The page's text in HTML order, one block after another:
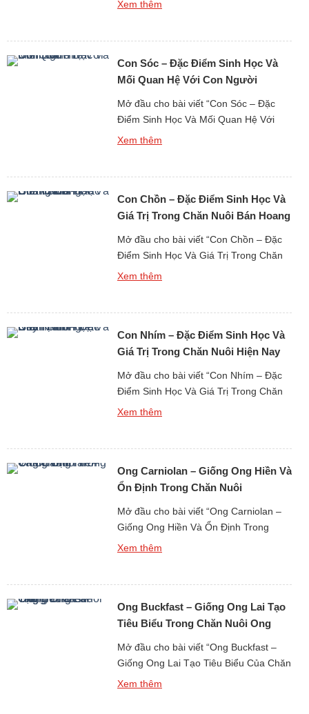
thủ công nghiệp của loài […]
Xem thêm
Con Sóc – Đặc Điểm Sinh Học Và
Mối Quan Hệ Với Con Người
Mở đầu cho bài viết “Con Sóc – Đặc
Điểm Sinh Học Và Mối Quan Hệ Với
Con Người”, cần khẳng định rằng con
sở hữu giá trị sinh học […]
Xem thêm
Con Chồn – Đặc Điểm Sinh Học Và
Giá Trị Trong Chăn Nuôi Bán Hoang
Mở đầu cho bài viết “Con Chồn – Đặc
Điểm Sinh Học Và Giá Trị Trong Chăn
Nuôi Bán Hoang Dã”, cần khẳng định
vừa mang giá trị sinh thái […]
Xem thêm
Con Nhím – Đặc Điểm Sinh Học Và
Giá Trị Trong Chăn Nuôi Hiện Nay
Mở đầu cho bài viết “Con Nhím – Đặc
Điểm Sinh Học Và Giá Trị Trong Chăn
Nuôi Hiện Nay”, cần khẳng định rằng
nuôi bán hoang dã […]
Xem thêm
Ong Carniolan – Giống Ong Hiền Và
Ổn Định Trong Chăn Nuôi
Mở đầu cho bài viết “Ong Carniolan –
Giống Ong Hiền Và Ổn Định Trong
Chăn Nuôi Hiện Đại”, cần khẳng định
trong những giống ong châu Âu […]
Xem thêm
Ong Buckfast – Giống Ong Lai Tạo
Tiêu Biểu Trong Chăn Nuôi Ong
Mở đầu cho bài viết “Ong Buckfast –
Giống Ong Lai Tạo Tiêu Biểu Của Chăn
Nuôi Ong Hiện Đại”, cần khẳng định
Xem thêm